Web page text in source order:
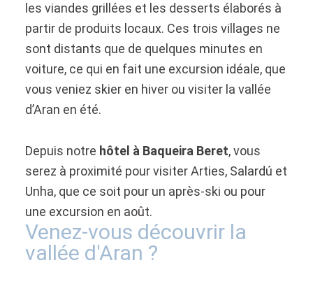
les viandes grillées et les desserts élaborés à
partir de produits locaux. Ces trois villages ne
sont distants que de quelques minutes en
voiture, ce qui en fait une excursion idéale, que
vous veniez skier en hiver ou visiter la vallée
d’Aran en été.
Depuis notre hôtel à Baqueira Beret, vous
serez à proximité pour visiter Arties, Salardú et
Unha, que ce soit pour un après-ski ou pour
une excursion en août.
Venez-vous découvrir la
vallée d'Aran ?